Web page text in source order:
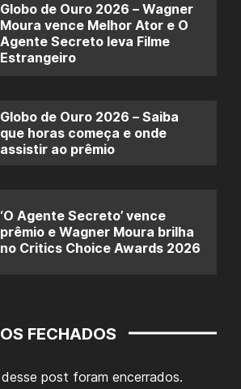
Globo de Ouro 2026 – Wagner
Moura vence Melhor Ator e O
Agente Secreto leva Filme
Estrangeiro
Globo de Ouro 2026 – Saiba
que horas começa e onde
assistir ao prêmio
‘O Agente Secreto’ vence
prêmio e Wagner Moura brilha
no Critics Choice Awards 2026
FECHADOS
post foram encerrados.